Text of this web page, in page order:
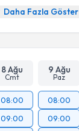
Daha Fazla Göster
8 Ağu
Cmt
9 Ağu
Paz
08:00
09:00
08:00
09:00